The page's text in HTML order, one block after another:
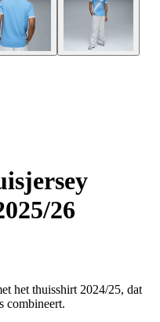
26
het thuisshirt 2024/25, dat
combineert.